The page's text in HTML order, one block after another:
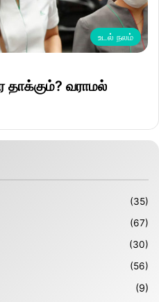
உடல் நலம்
வராமல்
(35)
(67)
(30)
(56)
(9)